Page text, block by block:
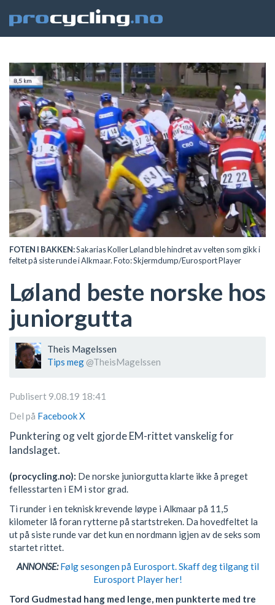
FOTEN I BAKKEN:Sakarias Koller Løland ble hindret av velten som gikk i
feltet på siste runde i Alkmaar. Foto: Skjermdump/Eurosport Player
Løland beste norske hos
juniorgutta
Theis Magelssen
Tips meg @TheisMagelssen
Publisert 9.08.19 18:41
Del på FacebookX
Punktering og velt gjorde EM-rittet vanskelig for
landslaget.
(procycling.no): De norske juniorgutta klarte ikke å preget
fellesstarten i EM i stor grad.
Ti runder i en teknisk krevende løype i Alkmaar på 11,5
kilometer lå foran rytterne på startstreken. Da hovedfeltet la
ut på siste runde var det kun en nordmann igjen av de seks som
startet rittet.
ANNONSE: Følg sesongen på Eurosport. Skaff deg tilgang til
Eurosport Player her!
Tord Gudmestad hang med lenge, men punkterte med tre